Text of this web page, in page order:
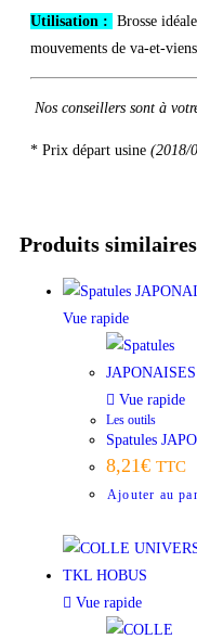
Utilisation : Brosse
mouvements de va-et-
Nos conseillers sont à
* Prix départ usine (2018/
Produits similaires
Vue rapide
Vue rapide
Les outils
Spatules
8,21€ TTC
Ajouter au
Vue rapide